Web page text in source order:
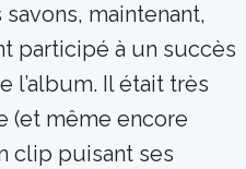
maintenant,
participé à un succès
Il était très
(et même encore
clip puisant ses